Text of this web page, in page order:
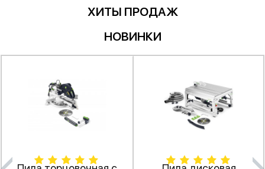
ХИТЫ ПРОДАЖ
НОВИНКИ